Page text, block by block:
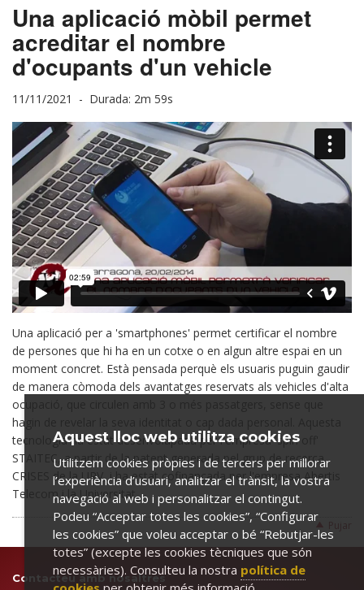
Una aplicació mòbil permet
acreditar el nombre
d'ocupants d'un vehicle
11/11/2021 - Durada: 2m 59s
Una aplicació per a 'smartphones' permet certificar el nombre
de persones que hi ha en un cotxe o en algun altre espai en un
moment concret. Està pensada perquè els usuaris puguin gaudir
de manera còmoda dels avantatges reservats als vehicles d'alta
ocupació, que circulen amb 3 o més passatgers, sense que
hagin de revelar la seva identitat o cap dada personal. Aquesta
tecnologia ha estat desenvolupada per l'empresa 'spin off'
STAITEC, a partir de la patent generada pel grup de recerca
CRISES de la URV, i ha estat cofinançada per l'empresa Abertis
Telecom i la Universitat.
Contacteu amb nosaltres
Aquest lloc web utilitza cookies
Utilitzem cookies pròpies i de tercers per millorar
l’experiència d’usuari, analitzar el trànsit, la vostra
navegació al web i personalitzar el contingut.
Podeu “Acceptar totes les cookies”, “Configurar
les cookies” que voleu acceptar o bé “Rebutjar-les
totes” (excepte les cookies tècniques que són
necessàries). Consulteu la nostra política de